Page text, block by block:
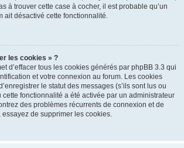
à trouver cette case à cocher, il est probable qu’un
ait désactivé cette fonctionnalité.
les cookies » ?
d’effacer tous les cookies générés par phpBB 3.3 qui
et votre connexion au forum. Les cookies
le statut des messages (s’ils sont lus ou
fonctionnalité a été activée par un administrateur
des problèmes récurrents de connexion et de
de supprimer les cookies.